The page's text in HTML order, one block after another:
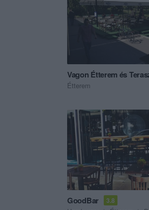
Vagon Étterem és
Étterem
GoodBar 3.8